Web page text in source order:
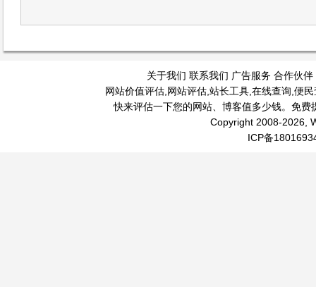
关于我们 联系我们 广告服务 合作伙伴
网站价值评估, 网站评估, 站长工具, 在线查询 便民
快来评估一下您的网站、博客值多少钱。免
Copyright 2008-2026,
ICP备